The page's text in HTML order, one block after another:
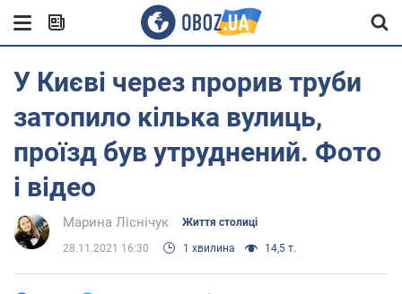
У Києві через прорив труби
затопило кілька вулиць,
проїзд був утруднений. Фото
і відео
Марина Ліснічук Життя столиці
28.11.2021 16:30 1 хвилина 14,5 т.